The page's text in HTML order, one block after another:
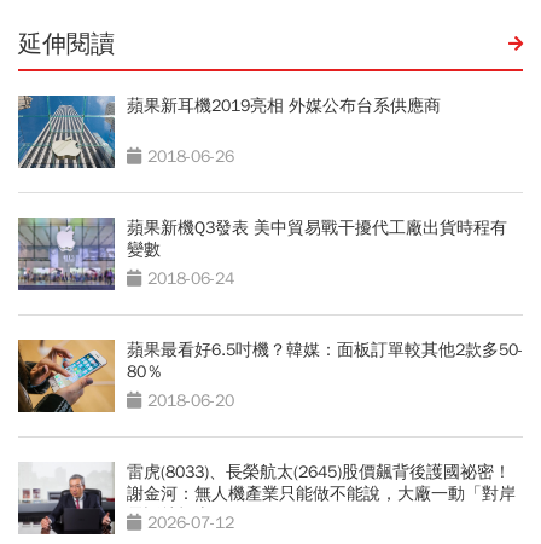
延伸閱讀
蘋果新耳機2019亮相 外媒公布台系供應商
2018-06-26
蘋果新機Q3發表 美中貿易戰干擾代工廠出貨時程有
變數
2018-06-24
蘋果最看好6.5吋機？韓媒：面板訂單較其他2款多50-
80％
2018-06-20
雷虎(8033)、長榮航太(2645)股價飆背後護國祕密！
謝金河：無人機產業只能做不能說，大廠一動「對岸
電話就打來」
2026-07-12